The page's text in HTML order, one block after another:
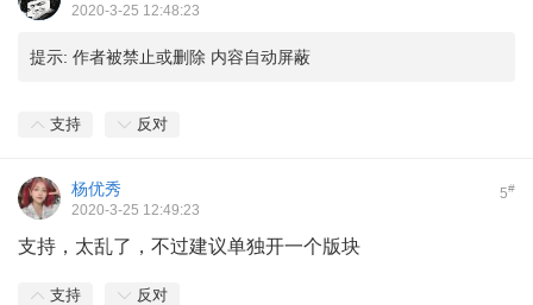
2020-3-25 12:48:23
提示: 作者被禁止或删除 内容自动屏蔽
支持 反对
5#
杨优秀
2020-3-25 12:49:23
支持，太乱了，不过建议单独开一个版块
支持 反对